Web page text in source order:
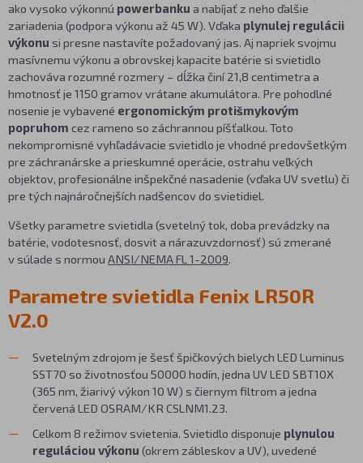
ako vysoko výkonnú powerbanku a nabíjať z neho ďalšie
zariadenia (podpora výkonu až 45 W). Vďaka plynulej regulácii
výkonu si presne nastavíte požadovaný jas. Aj napriek svojmu
masívnemu výkonu a obrovskej kapacite batérie si svietidlo
zachováva rozumné rozmery – dĺžka činí 21,8 centimetra a
hmotnosť je 1150 gramov vrátane akumulátora. Pre pohodlné
nosenie je vybavené ergonomickým protišmykovým
popruhom cez rameno so záchrannou píšťalkou. Toto
nekompromisné vyhľadávacie svietidlo je vhodné predovšetkým
pre záchranárske a prieskumné operácie, ostrahu veľkých
objektov, profesionálne inšpekčné nasadenie (vďaka UV svetlu) či
pre tých najnáročnejších nadšencov do svietidiel.
Všetky parametre svietidla (svetelný tok, doba prevádzky na
batérie, vodotesnosť, dosvit a nárazuvzdornosť) sú zmerané
v súlade s normou ANSI/NEMA FL 1-2009.
Parametre svietidla Fenix LR50R
V2.0
Svetelným zdrojom je šesť špičkových bielych LED Luminus
SST70 so životnosťou 50000 hodín, jedna UV LED SBT10X
(365 nm, žiarivý výkon 10 W) s čiernym filtrom a jedna
červená LED OSRAM/KR CSLNM1.23.
Celkom 8 režimov svietenia. Svietidlo disponuje plynulou
reguláciou výkonu (okrem zábleskov a UV), uvedené